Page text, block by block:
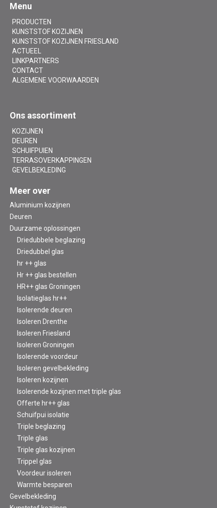
Menu
PRODUCTEN
KUNSTSTOF KOZIJNEN
KUNSTSTOF KOZIJNEN FRIESLAND
ACTUEEL
LINKPARTNERS
CONTACT
ALGEMENE VOORWAARDEN
Ons assortiment
KOZIJNEN
DEUREN
SCHUIFPUIEN
TERRASOVERKAPPINGEN
GEVELBEKLEDING
Meer over
Aluminium kozijnen
Deuren
Duurzame oplossingen
Driedubbele beglazing
Driedubbel glas
hr ++ glas
Hr ++ glas bestellen
HR++ glas Groningen
Isolatieglas hr++
Isolerende deuren
Isoleren Drenthe
Isoleren Friesland
Isoleren Groningen
Isolerende voordeur
Isoleren gevelbekleding
Isoleren kozijnen
Isolerende kozijnen met triple glas
Offerte hr++ glas
Schuifpui isolatie
Triple beglazing
Triple glas
Triple glas kozijnen
Trippel glas
Voordeur isoleren
Warmte besparen
Gevelbekleding